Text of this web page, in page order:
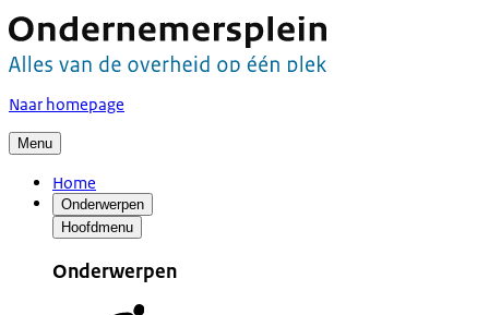
Naar homepage
Menu
Home
Onderwerpen
Hoofdmenu
Onderwerpen